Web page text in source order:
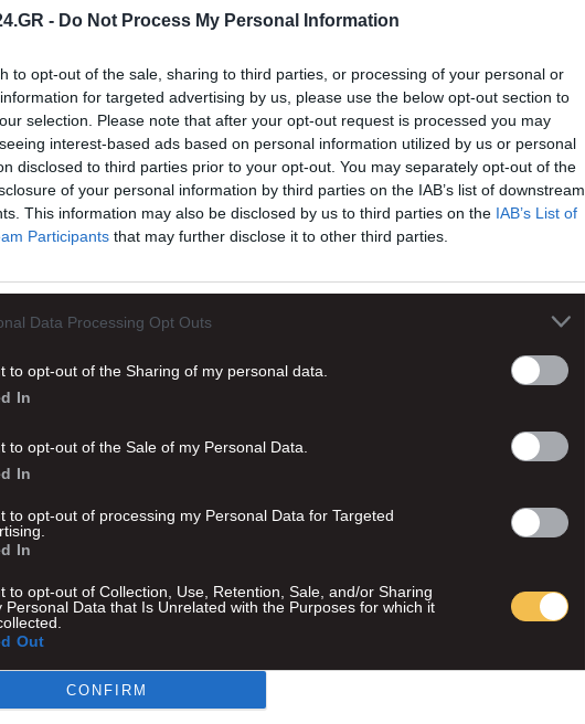
- Do Not Process My Personal Information
to opt-out of the sale, sharing to third parties, or processing of your personal or
for targeted advertising by us, please use the below opt-out section to
selection. Please note that after your opt-out request is processed you may
interest-based ads based on personal information utilized by us or personal
disclosed to third parties prior to your opt-out. You may separately opt-out of the
of your personal information by third parties on the IAB’s list of downstream
This information may also be disclosed by us to third parties on the IAB’s List of
Participants that may further disclose it to other third parties.
Data Processing Opt Outs
to opt-out of the Sharing of my personal data.
In
to opt-out of the Sale of my Personal Data.
In
to opt-out of processing my Personal Data for Targeted
In
to opt-out of Collection, Use, Retention, Sale, and/or Sharing
Personal Data that Is Unrelated with the Purposes for which it
Out
CONFIRM
το στην Google
ΜΕΙΝΕΤΕ ΕΝΗΜΕΡΩΜΕΝΟΙ